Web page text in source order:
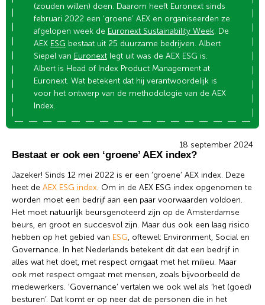
(zouden willen) doen. Daarom heeft Euronext sinds
februari 2022 een ‘groene’ AEX en organiseerden ze
afgelopen week de Euronext Sustainability Week. De
AEX ESG bestaat uit 25 duurzame bedrijven. Albert
Siepelvan Euronextlegt uit was de AEX ESG is.
Albert is Head of Index Product Management at
Euronext. Wat betekent dat hij verantwoordelijk is
voor het ontwerp van de methodologie van de AEX
Index.
18 september 2024
Bestaat er ook een ‘groene’ AEX index?
Jazeker! Sinds 12 mei 2022 is er een ‘groene’ AEX index. Deze
heet de AEX ESG index. Om in de AEX ESG index opgenomen te
worden moet een bedrijf aan een paar voorwaarden voldoen.
Het moet natuurlijk beursgenoteerd zijn op de Amsterdamse
beurs, en groot en succesvol zijn. Maar dus ook een laag risico
hebben op het gebied van ESG, oftewel: Environment, Social en
Governance. In het Nederlands betekent dit dat een bedrijf in
alles wat het doet, met respect omgaat met het milieu. Maar
ook met respect omgaat met mensen, zoals bijvoorbeeld de
medewerkers. ‘Governance’ vertalen we ook wel als ‘het (goed)
besturen’. Dat komt er op neer dat de personen die in het